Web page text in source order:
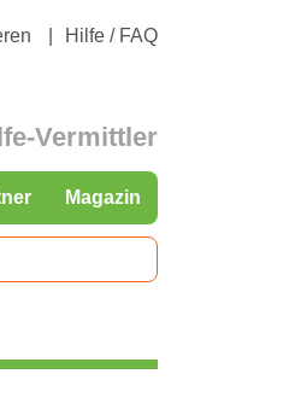
Hilfe / FAQ
Vermittler
Magazin